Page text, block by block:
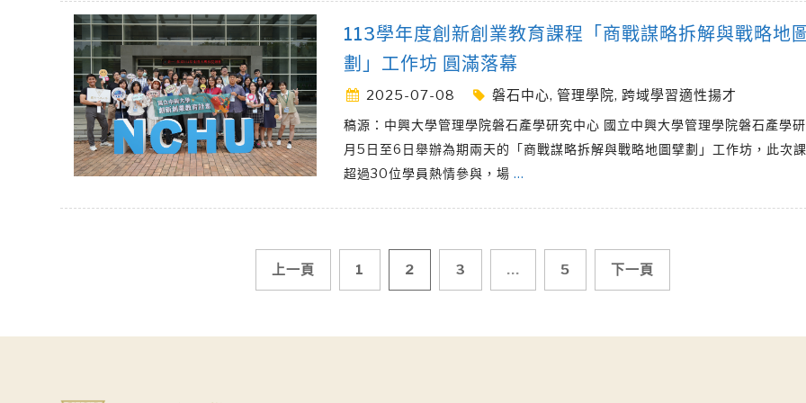
113學年度創新創業教育課程「商戰謀略拆解與戰略地
劃」工作坊 圓滿落幕
2025-07-08 磐石中心, 管理學院, 跨域學習適性揚才
稿源：中興大學管理學院磐石產學研究中心 國立中興大學管理學院磐石產學
月5日至6日舉辦為期兩天的「商戰謀略拆解與戰略地圖擘劃」工作坊，此次
超過30位學員熱情參與，場 …
上一頁 1 2 3 ... 5 下一頁